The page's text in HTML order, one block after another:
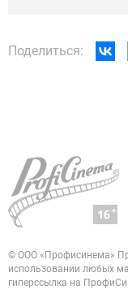
Поделиться:
© ООО «Профисинема»
использовании любых
гиперссылка на